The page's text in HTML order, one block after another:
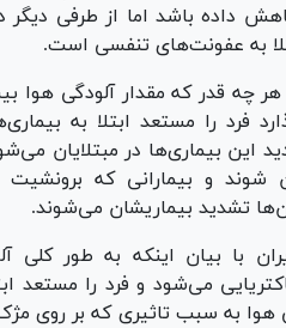
داده باشد اما از طرفی
به عفونت‌های تنفسی است.
چه قدر که مقدار آلودگی هوا
فرد را مستعد ابتلا به
بیماری‌ها در مبتلایان
شوند و بیمارانی که برونشیت
تشدید بیماریشان می‌شوند.
با بیان اینکه به طور کلی
می‌شود و فرد را مستعد
هوا به سبب تاثیری که بر روی